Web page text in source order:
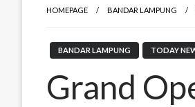
HOMEPAGE BANDAR LAMPUNG
BANDAR LAMPUNG TODAY
Grand